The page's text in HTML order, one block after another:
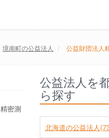
境南町の公益法人 公益財団法人
密測
公益法人を
ら探す
北海道の公益法人